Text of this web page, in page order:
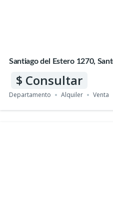
Santiago del Estero 1270,
Consultar
Departamento Alquiler Venta